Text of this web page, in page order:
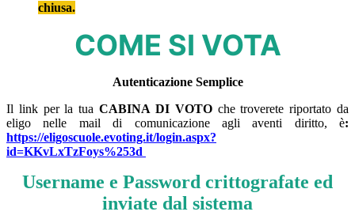
chiusa.
COME SI VOTA
Autenticazione Semplice
Il link per la tuaCABINA DI VOTOche troverete riportato da
eligo nelle mail di comunicazione agli aventi diritto, è:
https://eligoscuole.evoting.it/login.aspx?
id=KKvLxTzFoys%253d
Username e Password crittografate ed
inviate dal sistema